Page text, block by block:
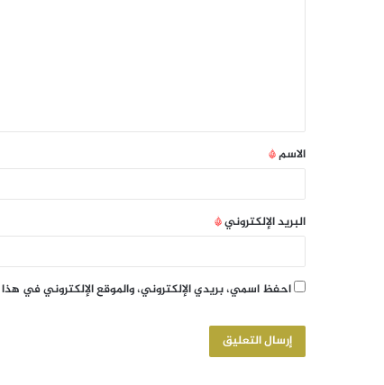
الاسم*
البريد الإلكتروني*
احفظ اسمي، بريدي الإلكتروني، والموقع الإلكتروني في